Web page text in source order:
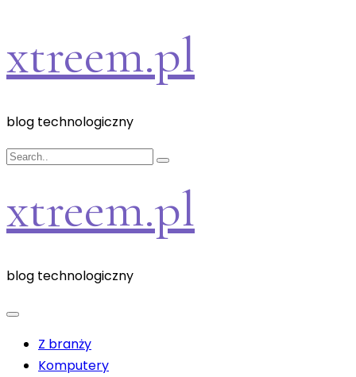
content
xtreem.pl
blog technologiczny
xtreem.pl
blog technologiczny
Z branży
Komputery